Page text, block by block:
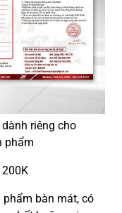
riêng cho
phẩm
bàn mát, có